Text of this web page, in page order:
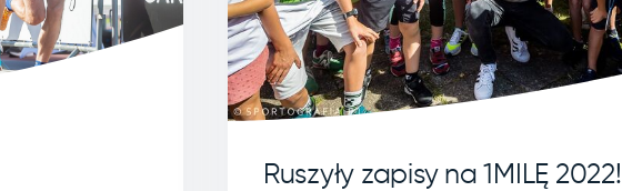
Ruszyły zapisy na 1MILĘ 2022!